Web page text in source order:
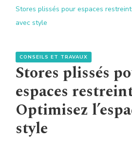
Stores plissés pour espaces
avec style
CONSEILS ET TRAVAUX
Stores plissés
espaces
Optimisez
style